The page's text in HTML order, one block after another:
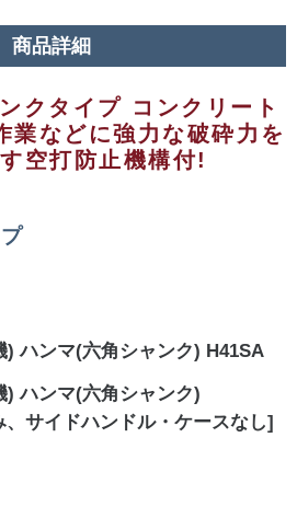
商品詳細
クタイプ コンクリート
業などに強力な破砕力を
空打防止機構付!
) ハンマ(六角シャンク) H41SA
) ハンマ(六角シャンク)
サイドハンドル・ケースなし]